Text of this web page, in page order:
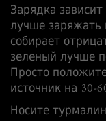
Зарядка
лучше заряжать
собирает
зеленый лучше
Просто
источник на
Носите